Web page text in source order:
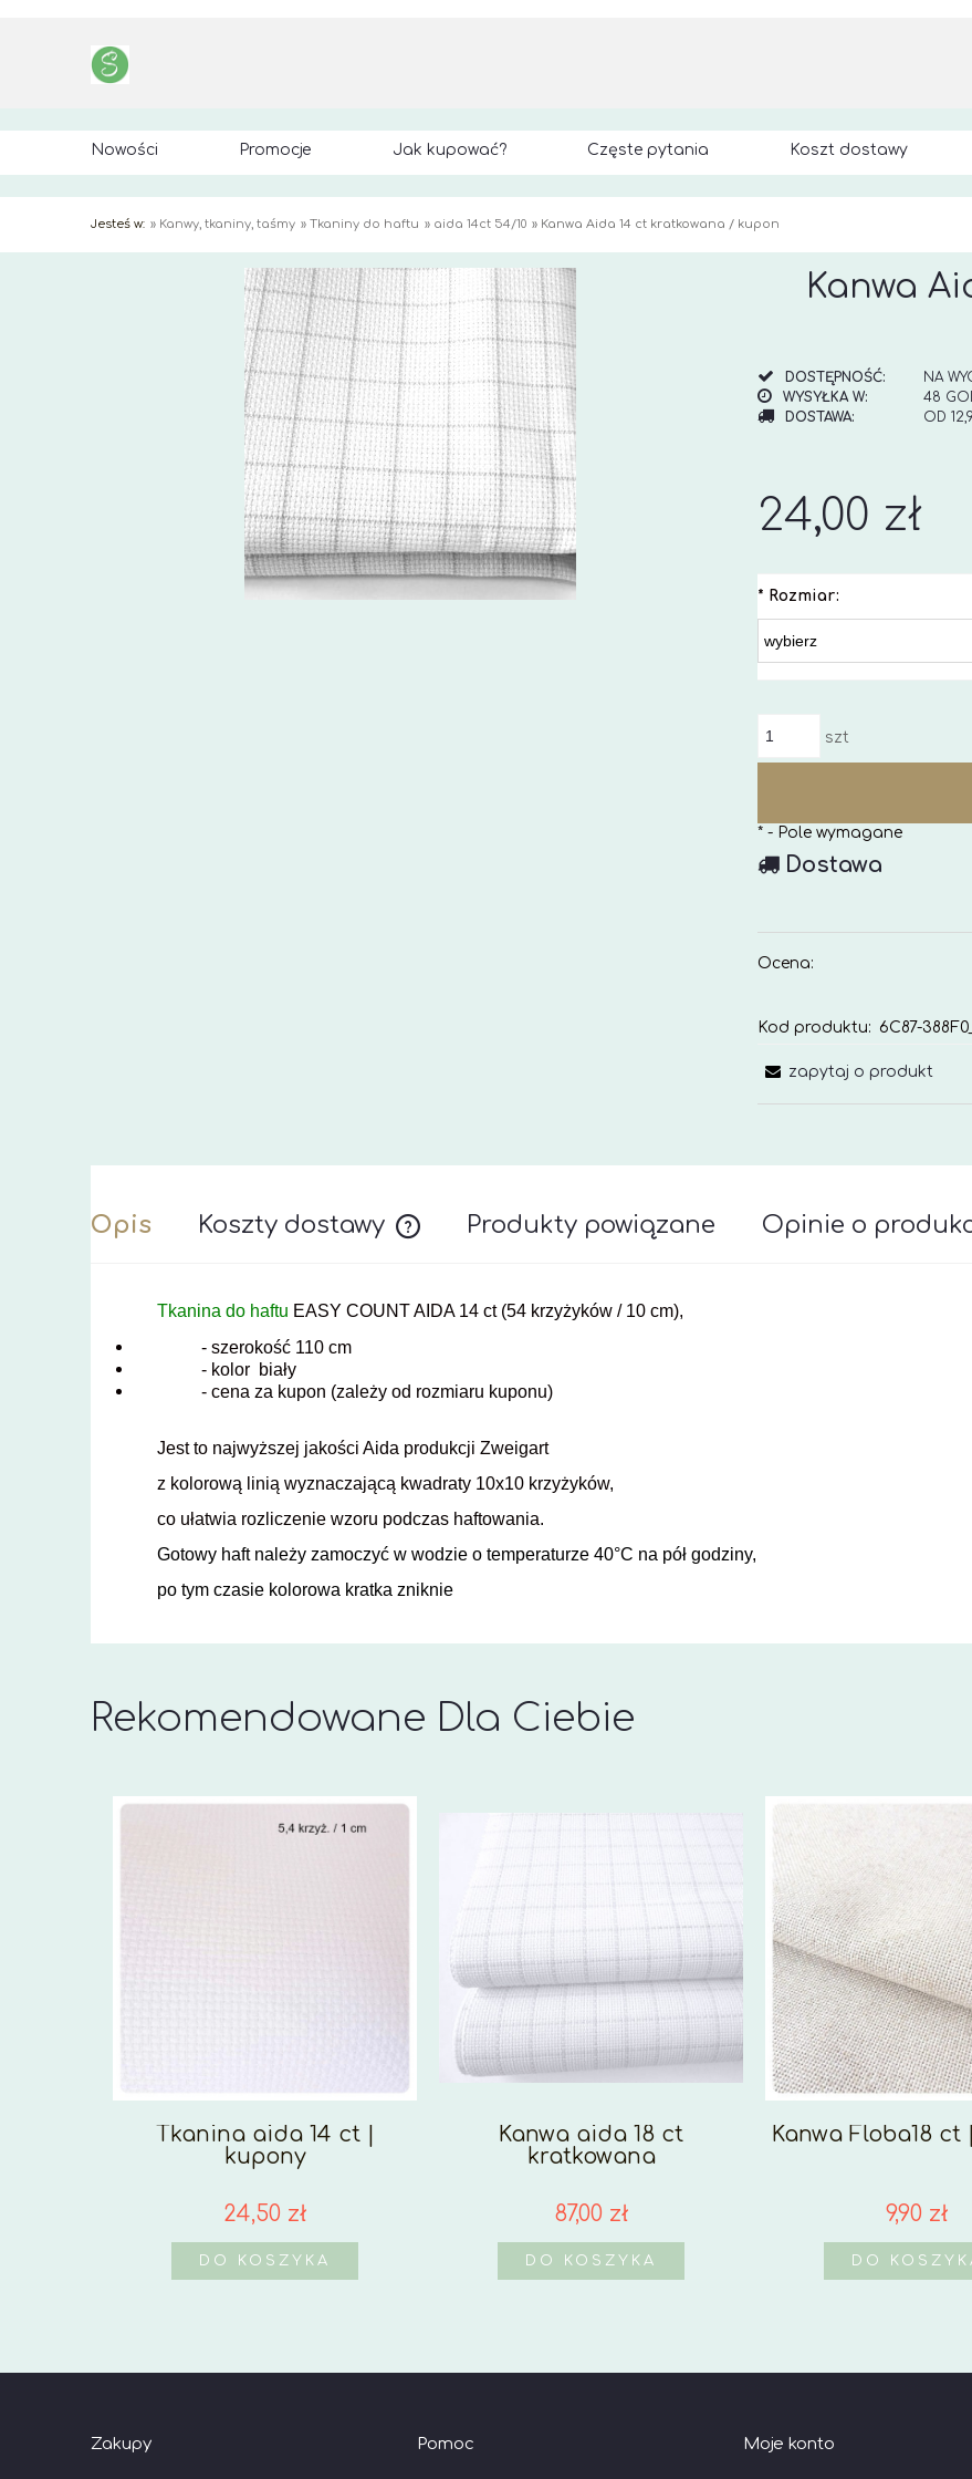
Nowości Promocje Jak kupować? Częste pytania Koszt dostawy
Jesteś w: » Kanwy, tkaniny, taśmy » Tkaniny do haftu » aida 14ct 54/10 » Kanwa Aida 14 ct kratkowana / kupon
Kanwa
DOSTĘPNOŚĆ:
NA
WYSYŁKA W:
48
DOSTAWA:
OD
24,00 zł
* Rozmiar:
szt
*- Pole wymagane
Dostawa
Ocena:
Kod produktu: 6C87-
zapytaj o produkt
Opis Koszty dostawy Produkty powiązane Opinie o
Tkanina do haftu EASY COUNT AIDA 14 ct (54 krzyżyków / 10 cm),
- szerokość 110 cm
- kolor biały
- cena za kupon (zależy od rozmiaru kuponu)
Jest to najwyższej jakości Aida produkcji Zweigart
z kolorową linią wyznaczającą kwadraty 10x10 krzyżyków,
co ułatwia rozliczenie wzoru podczas haftowania.
Gotowy haft należy zamoczyć w wodzie o temperaturze 40°C na pół godziny,
po tym czasie kolorowa kratka zniknie
Rekomendowane Dla Ciebie
Tkanina aida 14 ct |
kupony
24,50 zł
DO KOSZYKA
Kanwa aida 18 ct
kratkowana
87,00 zł
DO KOSZYKA
Kanwa Floba18
9,90 zł
DO
Zakupy Pomoc Moje konto